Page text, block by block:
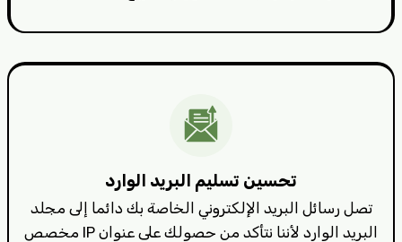
تحسين تسليم البريد الوارد
تصل رسائل البريد الإلكتروني الخاصة بك دائما إلى مجلد
البريد الوارد لأننا نتأكد من حصولك على عنوان IP مخصص